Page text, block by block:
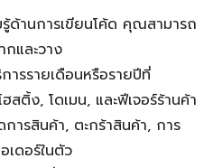
ด้านการเขียนโค้ด คุณสามารถ
กและวาง
ารรายเดือนหรือรายปีที่
ติ้ง, โดเมน, และฟีเจอร์ร้านค้า
การสินค้า, ตะกร้าสินค้า, การ
เดอร์ในตัว